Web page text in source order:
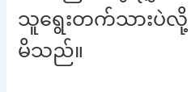
သူရွေးတက်သားပဲလို့
မိသည်။